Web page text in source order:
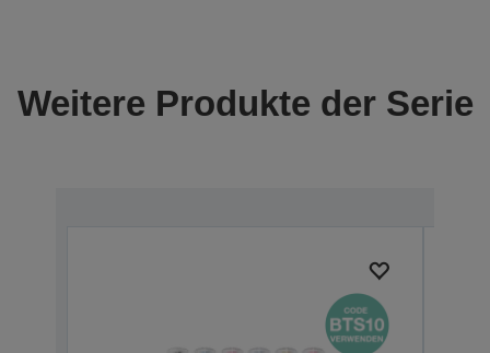
Weitere Produkte der Serie